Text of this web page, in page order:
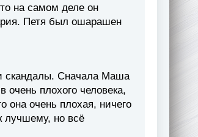
на самом деле он
Петя был ошарашен
скандалы. Сначала Маша
плохого человека,
она очень плохая, ничего
лучшему, но всё